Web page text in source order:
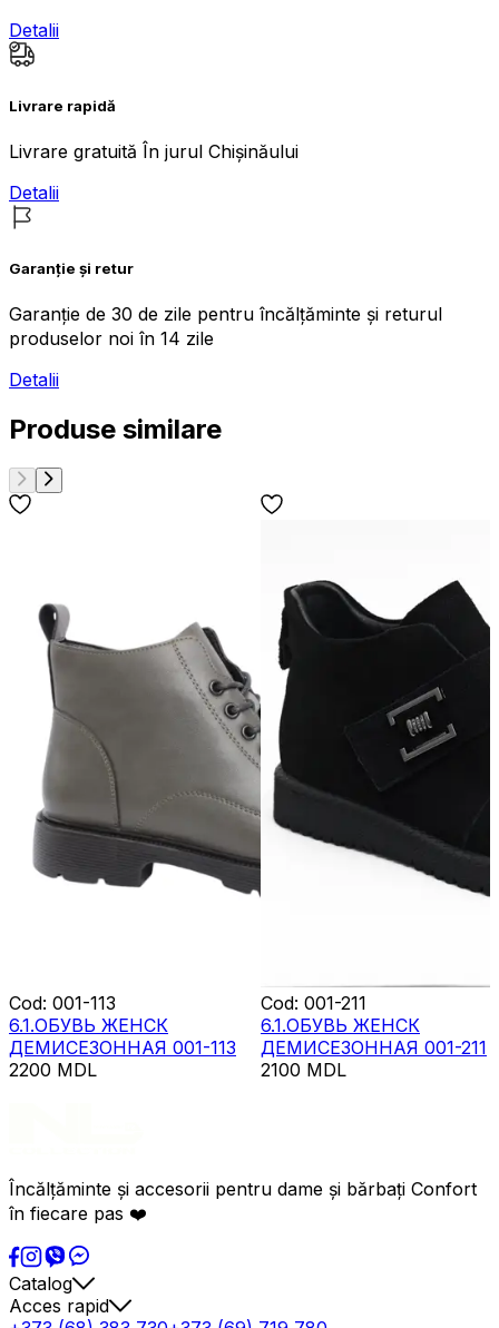
Detalii
Livrare rapidă
Livrare gratuită În jurul Chișinăului
Detalii
Garanție și retur
Garanție de 30 de zile pentru încălțăminte și returul
produselor noi în 14 zile
Detalii
Produse similare
Cod: 001-113
6.1.ОБУВЬ ЖЕНСК
ДЕМИСЕЗОННАЯ 001-113
2200 MDL
Cod: 001-211
6.1.ОБУВЬ ЖЕНСК
ДЕМИСЕЗОННАЯ 001-211
2100 MDL
Încălțăminte și accesorii pentru dame și bărbați Confort
în fiecare pas ❤️
Catalog
Acces rapid